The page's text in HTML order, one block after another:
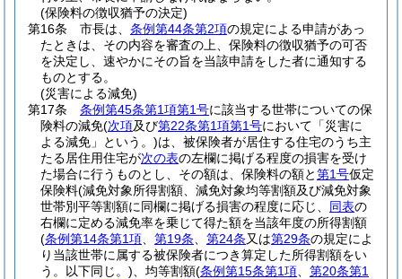
(保険料の徴収猶予の決定)
第16条
市長は、 条例第44条第2項の規定による申請があっ
たときは、その内容を審査の上、保険料の徴収猶予の可否
を決定し、速やかにその旨を当該申請をした者に通知する
ものとする。
(災害による減免)
第17条
条例第45条第1項第1号に該当する世帯についての保
険料の減免(次項及び第22条第1項第1号において「災害に
よる減免」という。)は、被保険者が居住する住宅のうち主
たる居住用住宅が次の表の左欄に掲げる程度の損害を受け
た場合に行うものとし、その額は、保険料の額と第1号仮定
保険料(減免対象所得割額、減免対象均等割額及び減免対象
世帯別平等割額に同欄に掲げる損害の程度に応じ、 同表の
右欄に定める減免率を乗じて得た額を当該年度の所得割額
(条例第14条第1項 第19条 第24条又は第29条の規定によ
り当該世帯に属する被保険者につき算定した所得割額をい
う。以下同じ。) 、均等割額(条例第15条第1項
第20条第1